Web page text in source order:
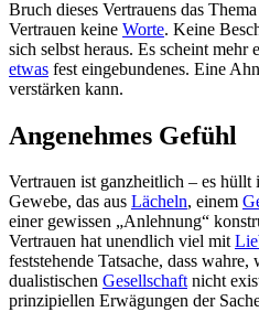
Bruch dieses Vertrauens das
Vertrauen keine Worte. Keine
sich selbst heraus. Es scheint
etwas fest eingebundenes. Eine
verstärken kann.
Angenehmes Gefühl
Vertrauen ist ganzheitlich – es hüllt
Gewebe, das aus Lächeln, einem
einer gewissen „Anlehnung“
Vertrauen hat unendlich viel mit
feststehende Tatsache, dass
dualistischen Gesellschaftnicht
prinzipiellen Erwägungen der